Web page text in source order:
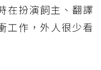
在扮演飼主、翻譯
工作，外人很少看